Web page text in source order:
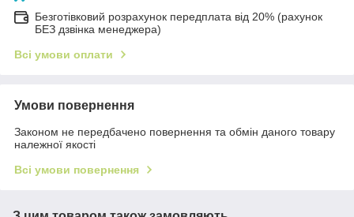
Безготівковий розрахунок передплата від 20% (рахунок
БЕЗ дзвінка менеджера)
Всі умови оплати
Умови повернення
Законом не передбачено повернення та обмін даного товару
належної якості
Всі умови повернення